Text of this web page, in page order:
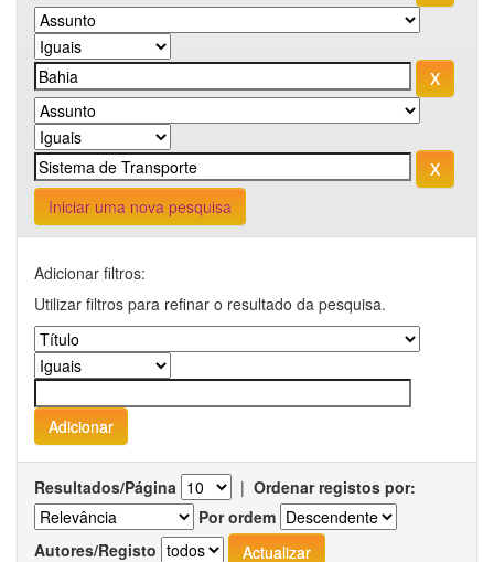
Iniciar uma nova pesquisa
Adicionar filtros:
Utilizar filtros para refinar o resultado da pesquisa.
Resultados/Página | Ordenar registos por:
Por ordem
Autores/Registo